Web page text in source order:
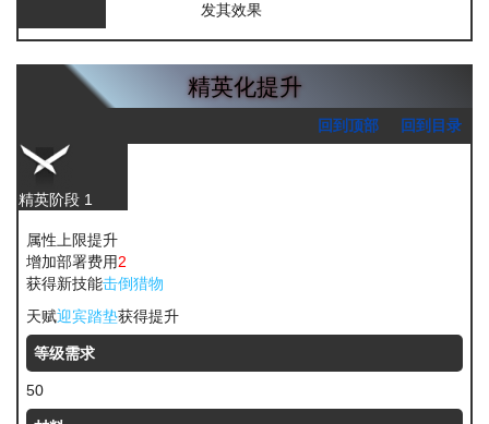
发其效果
精英化提升
回到顶部 回到目录
精英阶段 1
属性上限提升
增加部署费用2
获得新技能击倒猎物
天赋迎宾踏垫获得提升
等级需求
50